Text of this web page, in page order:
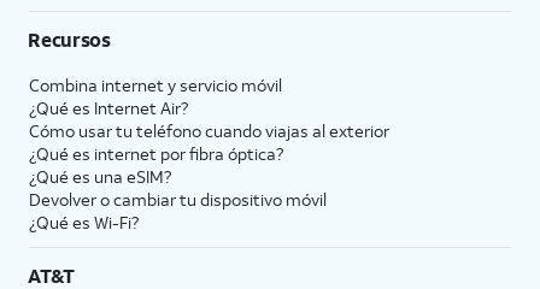
Recursos
Combina internet y servicio móvil
¿Qué es Internet Air?
Cómo usar tu teléfono cuando viajas al exterior
¿Qué es internet por fibra óptica?
¿Qué es una eSIM?
Devolver o cambiar tu dispositivo móvil
¿Qué es Wi-Fi?
AT&T